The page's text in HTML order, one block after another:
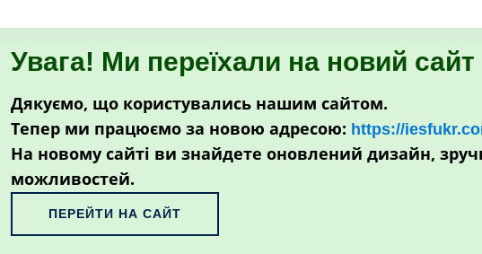
Увага! Ми переїхали на новий сайт
Дякуємо, що користувались нашим сайтом.
Тепер ми працюємо за новою адресою: https://
На новому сайті ви знайдете оновлений дизайн,
можливостей.
ПЕРЕЙТИ НА САЙТ